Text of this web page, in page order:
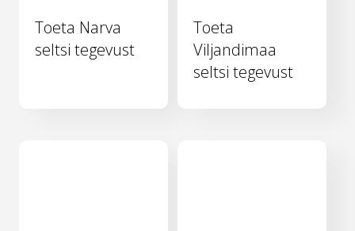
Toeta Narva
seltsi tegevust
Toeta
Viljandimaa
seltsi tegevust